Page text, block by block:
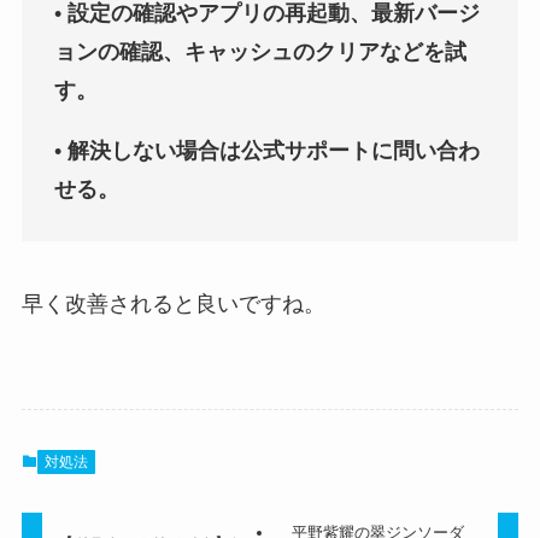
• 設定の確認やアプリの再起動、最新バージ
ョンの確認、キャッシュのクリアなどを試
す。
• 解決しない場合は公式サポートに問い合わ
せる。
早く改善されると良いですね。
対処法
平野紫耀の翠ジンソーダ